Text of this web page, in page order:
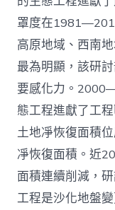
罩度在
高原地域、西南
最為明顯，該研
要感化力。
態工程進獻了工
土地凈恢復面積
凈恢復面積。近
面積連續削減，
工程是沙化地盤